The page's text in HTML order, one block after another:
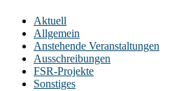
Aktuell
Allgemein
Anstehende Veranstaltungen
Ausschreibungen
FSR-Projekte
Sonstiges